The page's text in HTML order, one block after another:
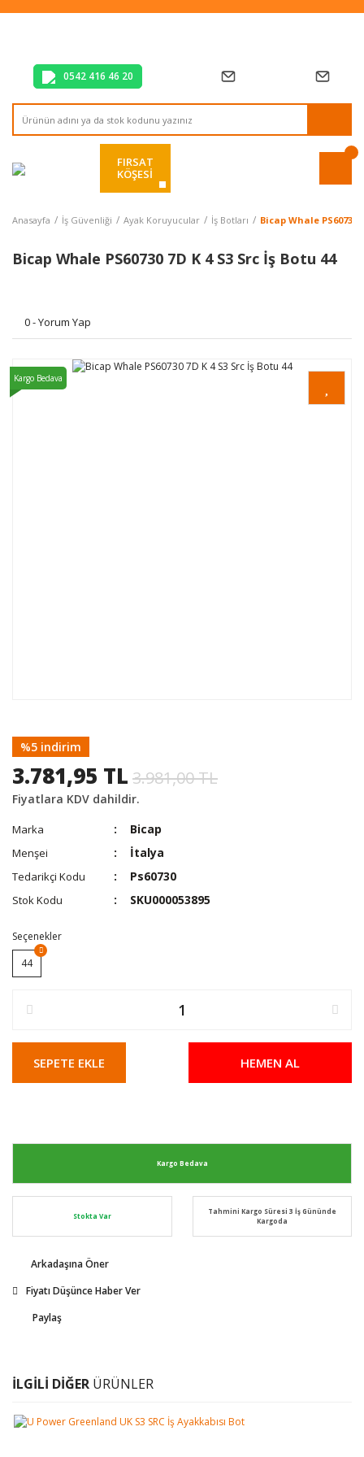
Tüm Alışverişlerde Vade Farksız 2 Taksit!
0542 416 46 20
FIRSAT
KÖŞESİ
Anasayfa İş Güvenliği Ayak Koruyucular İş Botları Bicap Whale PS60730
Bicap Whale PS60730 7D K 4 S3 Src İş Botu 44
0 - Yorum Yap
Kargo Bedava
%5 indirim
3.781,95 TL 3.981,00 TL
Fiyatlara KDV dahildir.
Marka Bicap
Menşei İtalya
Tedarikçi Kodu Ps60730
Stok Kodu SKU000053895
Seçenekler
44
SEPETE EKLE HEMEN AL
Kargo Bedava
Stokta Var
Tahmini Kargo Süresi 3 İş Gününde
Kargoda
Arkadaşına Öner
Fiyatı Düşünce Haber Ver
Paylaş
İLGİLİ DİĞER ÜRÜNLER